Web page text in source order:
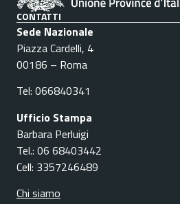
CONTATTI
Sede Nazionale
Piazza Cardelli, 4
00186 – Roma
Tel: 066840341
Ufficio Stampa
Barbara Perluigi
Tel.: 06 68403442
Cell: 3357246489
Chi siamo